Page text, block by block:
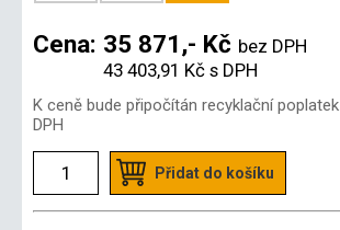
Cena: 35 871,- Kč bez DPH
43 403,91 Kč s DPH
K ceně bude připočítán recyklační poplatek
DPH
Přidat do košíku